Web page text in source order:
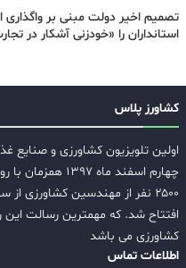
تصمیم اخیر دولت مبنی بر
استانداران را «خودزنی آشکار در
کشاورز پلاس
اولین تلویزیون کشاورزی و صنایع
چهارم اسفند
۲۵۰۰ نفر از مهندسین
افتتاح شد. که مهمترین رسالت این
کشاورزی می باشد
اطلاعات تماس